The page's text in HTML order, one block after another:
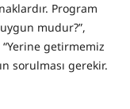
Program
mudur?”,
getirmemiz
sorulması gerekir.